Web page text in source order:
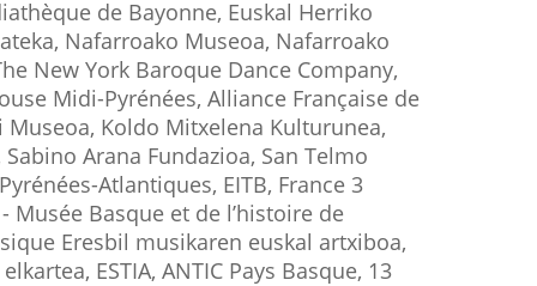
de Bayonne, Euskal Herriko
Nafarroako Museoa, Nafarroako
New York Baroque Dance Company,
Midi-Pyrénées, Alliance Française de
Museoa, Koldo Mitxelena Kulturunea,
Arana Fundazioa, San Telmo
Atlantiques, EITB, France 3
Musée Basque et de l’histoire de
Eresbil musikaren euskal artxiboa,
ESTIA, ANTIC Pays Basque, 13